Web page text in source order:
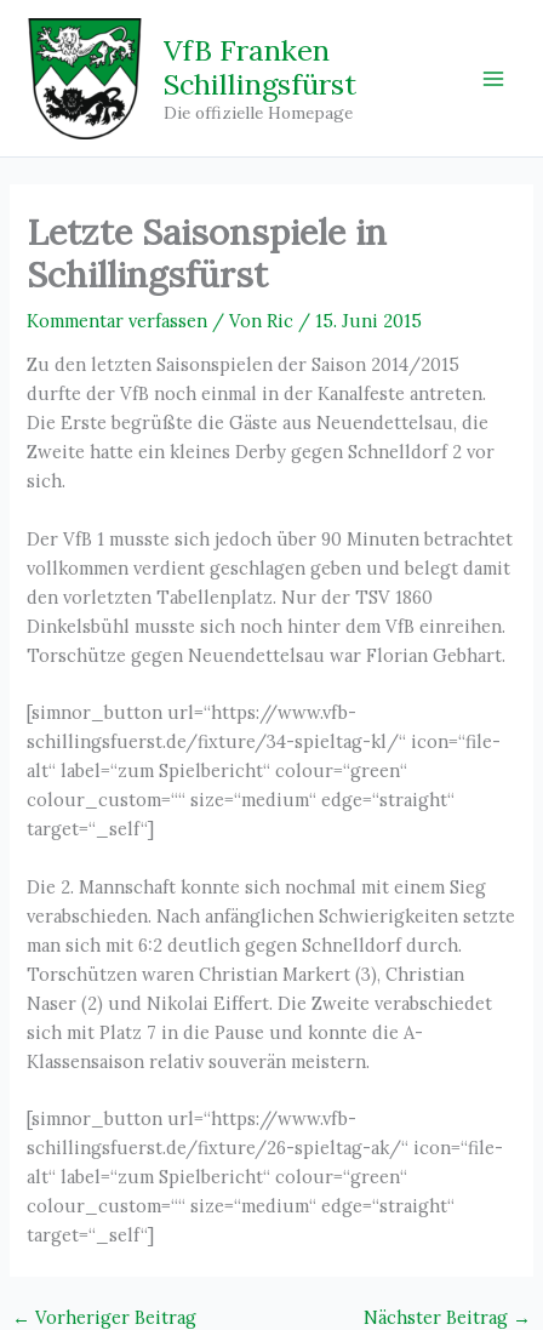
Zum
Inhalt
springen
VfB Franken
Schillingsfürst
Die offizielle Homepage
Letzte Saisonspiele in
Schillingsfürst
Kommentar verfassen / VonRic /15. Juni 2015
Zu den letzten Saisonspielen der Saison 2014/2015
durfte der VfB noch einmal in der Kanalfeste antreten.
Die Erste begrüßte die Gäste aus Neuendettelsau, die
Zweite hatte ein kleines Derby gegen Schnelldorf 2 vor
sich.
Der VfB 1 musste sich jedoch über 90 Minuten betrachtet
vollkommen verdient geschlagen geben und belegt damit
den vorletzten Tabellenplatz. Nur der TSV 1860
Dinkelsbühl musste sich noch hinter dem VfB einreihen.
Torschütze gegen Neuendettelsau war Florian Gebhart.
[simnor_button url=“https://www.vfb-
schillingsfuerst.de/fixture/34-spieltag-kl/“ icon=“file-
alt“ label=“zum Spielbericht“ colour=“green“
colour_custom=““ size=“medium“ edge=“straight“
target=“_self“]
Die 2. Mannschaft konnte sich nochmal mit einem Sieg
verabschieden. Nach anfänglichen Schwierigkeiten setzte
man sich mit 6:2 deutlich gegen Schnelldorf durch.
Torschützen waren Christian Markert (3), Christian
Naser (2) und Nikolai Eiffert. Die Zweite verabschiedet
sich mit Platz 7 in die Pause und konnte die A-
Klassensaison relativ souverän meistern.
[simnor_button url=“https://www.vfb-
schillingsfuerst.de/fixture/26-spieltag-ak/“ icon=“file-
alt“ label=“zum Spielbericht“ colour=“green“
colour_custom=““ size=“medium“ edge=“straight“
target=“_self“]
← Vorheriger Beitrag Nächster Beitrag →